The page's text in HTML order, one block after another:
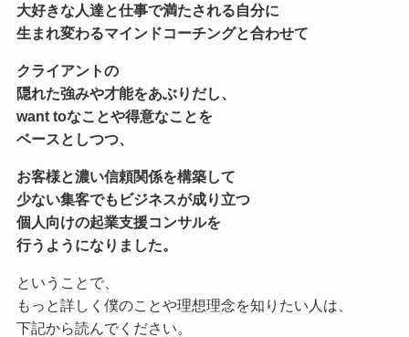
大好きな人達と仕事で満たされる自分に
生まれ変わるマインドコーチングと合わせて
クライアントの
隠れた強みや才能をあぶりだし、
want toなことや得意なことを
ベースとしつつ、
お客様と濃い信頼関係を構築して
少ない集客でもビジネスが成り立つ
個人向けの起業支援コンサルを
行うようになりました。
ということで、
もっと詳しく僕のことや理想理念を知りたい人は、
下記から読んでください。